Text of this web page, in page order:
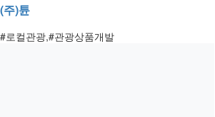
(주)튠
#로컬관광,#관광상품개발